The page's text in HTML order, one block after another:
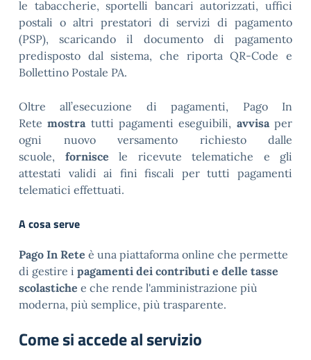
le tabaccherie, sportelli bancari autorizzati, uffici
postali o altri prestatori di servizi di pagamento
(PSP), scaricando il documento di pagamento
predisposto dal sistema, che riporta QR-Code e
Bollettino Postale PA.
Oltre all’esecuzione di pagamenti, Pago In
Retemostratutti pagamenti eseguibili, avvisaper
ogni nuovo versamento richiesto dalle
scuole, fornisce le ricevute telematiche e gli
attestati validi ai fini fiscali per tutti pagamenti
telematici effettuati.
A cosa serve
Pago In Rete è una piattaforma online che permette
di gestire i pagamenti dei contributi e delle tasse
scolastiche e che rende l'amministrazione più
moderna, più semplice, più trasparente.
Come si accede al servizio